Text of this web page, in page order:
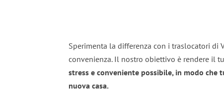
Sperimenta la differenza con i traslocatori di
convenienza. Il nostro obiettivo è rendere il
stress e conveniente possibile, in modo che
nuova casa.